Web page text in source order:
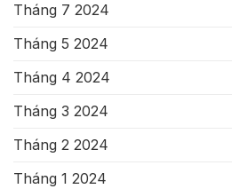
Tháng 7 2024
Tháng 5 2024
Tháng 4 2024
Tháng 3 2024
Tháng 2 2024
Tháng 1 2024